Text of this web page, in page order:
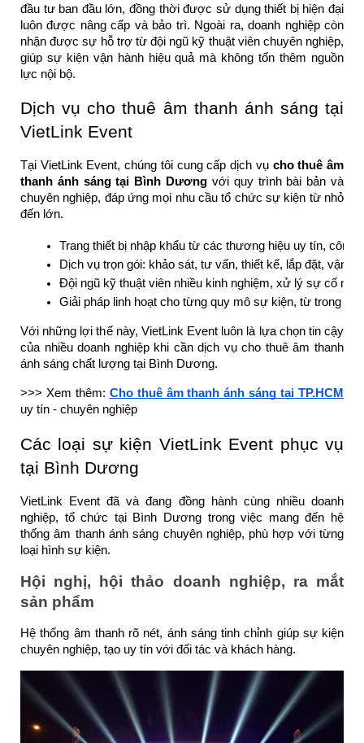
đầu tư ban đầu lớn, đồng thời được sử dụng thiết bị hiện đại
luôn được nâng cấp và bảo trì. Ngoài ra, doanh nghiệp còn
nhận được sự hỗ trợ từ đội ngũ kỹ thuật viên chuyên nghiệp,
giúp sự kiện vận hành hiệu quả mà không tốn thêm nguồn
lực nội bộ.
Dịch vụ cho thuê âm thanh ánh sáng tại
VietLink Event
Tại VietLink Event, chúng tôi cung cấp dịch vụ cho thuê âm
thanh ánh sáng tại Bình Dương với quy trình bài bản và
chuyên nghiệp, đáp ứng mọi nhu cầu tổ chức sự kiện từ nhỏ
đến lớn.
Trang thiết bị nhập khẩu từ các thương hiệu uy tín, công
Dịch vụ trọn gói: khảo sát, tư vấn, thiết kế, lắp đặt, vận
Đội ngũ kỹ thuật viên nhiều kinh nghiệm, xử lý sự cố
Giải pháp linh hoạt cho từng quy mô sự kiện, từ trong
Với những lợi thế này, VietLink Event luôn là lựa chọn tin cậy
của nhiều doanh nghiệp khi cần dịch vụ cho thuê âm thanh
ánh sáng chất lượng tại Bình Dương.
>>> Xem thêm: Cho thuê âm thanh ánh sáng tại TP.HCM
uy tín - chuyên nghiệp
Các loại sự kiện VietLink Event phục vụ
tại Bình Dương
VietLink Event đã và đang đồng hành cùng nhiều doanh
nghiệp, tổ chức tại Bình Dương trong việc mang đến hệ
thống âm thanh ánh sáng chuyên nghiệp, phù hợp với từng
loại hình sự kiện.
Hội nghị, hội thảo doanh nghiệp, ra mắt
sản phẩm
Hệ thống âm thanh rõ nét, ánh sáng tinh chỉnh giúp sự kiện
chuyên nghiệp, tạo uy tín với đối tác và khách hàng.